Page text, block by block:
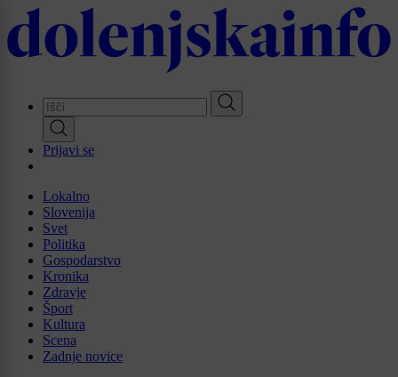
Skip
to
main
Prijavi se
Lokalno
Slovenija
Svet
Politika
Gospodarstvo
Kronika
Zdravje
Šport
Kultura
Scena
Zadnje novice